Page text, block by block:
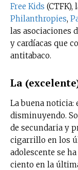
Free Kids (CTFK),
Philanthropies,
las asociaciones
y cardíacas que
antitabaco.
La
La buena noticia:
disminuyendo.
de secundaria y
cigarrillo en los
adolescente se
ciento en la